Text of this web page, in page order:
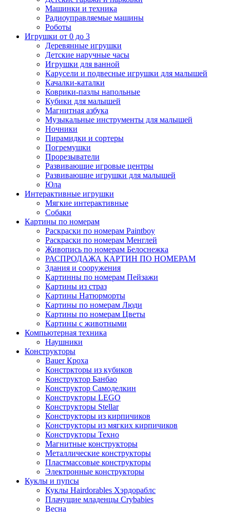
Машинки и техника
Радиоуправляемые машины
Роботы
Игрушки от 0 до 3
Деревянные игрушки
Детские наручные часы
Игрушки для ванной
Карусели и подвесные игрушки для малышей
Качалки-каталки
Коврики-пазлы напольные
Кубики для малышей
Магнитная азбука
Музыкальные инструменты для малышей
Ночники
Пирамидки и сортеры
Погремушки
Прорезыватели
Развивающие игровые центры
Развивающие игрушки для малышей
Юла
Интерактивные игрушки
Мягкие интерактивные
Собаки
Картины по номерам
Раскраски по номерам Paintboy
Раскраски по номерам Менглей
Живопись по номерам Белоснежка
РАСПРОДАЖА КАРТИН ПО НОМЕРАМ
Здания и сооружения
Картинны по номерам Пейзажи
Картины из страз
Картины Натюрморты
Картины по номерам Люди
Картины по номерам Цветы
Картины с животными
Компьютерная техника
Наушники
Конструкторы
Bauer Кроха
Констркторы из кубиков
Конструктор Банбао
Конструктор Самоделкин
Конструкторы LEGO
Конструкторы Stellar
Конструкторы из кирпичиков
Конструкторы из мягких кирпичиков
Конструкторы Техно
Магнитные конструкторы
Металлические конструкторы
Пластмассовые конструкторы
Электронные конструкторы
Куклы и пупсы
Куклы Hairdorables Хэрдораблс
Плачущие младенцы Crybabies
Весна